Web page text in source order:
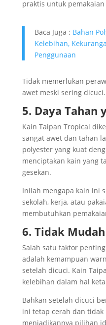
praktis untuk
Baca Juga : Bahan
Kelebihan,
Penggunaan
Tidak memerlukan
awet meski sering dicuci.
5. Daya Tahan
Kain Taipan Tropical
sangat awet dan tahan
polyester yang kuat
menciptakan kain yang
gesekan.
Inilah mengapa kain ini
sekolah, kerja, atau
membutuhkan
6. Tidak
Salah satu faktor
adalah kemampuan
setelah dicuci. Kain
kelebihan dalam hal
Bahkan setelah dicuci
ini tetap cerah dan
menjadikannya pilihan